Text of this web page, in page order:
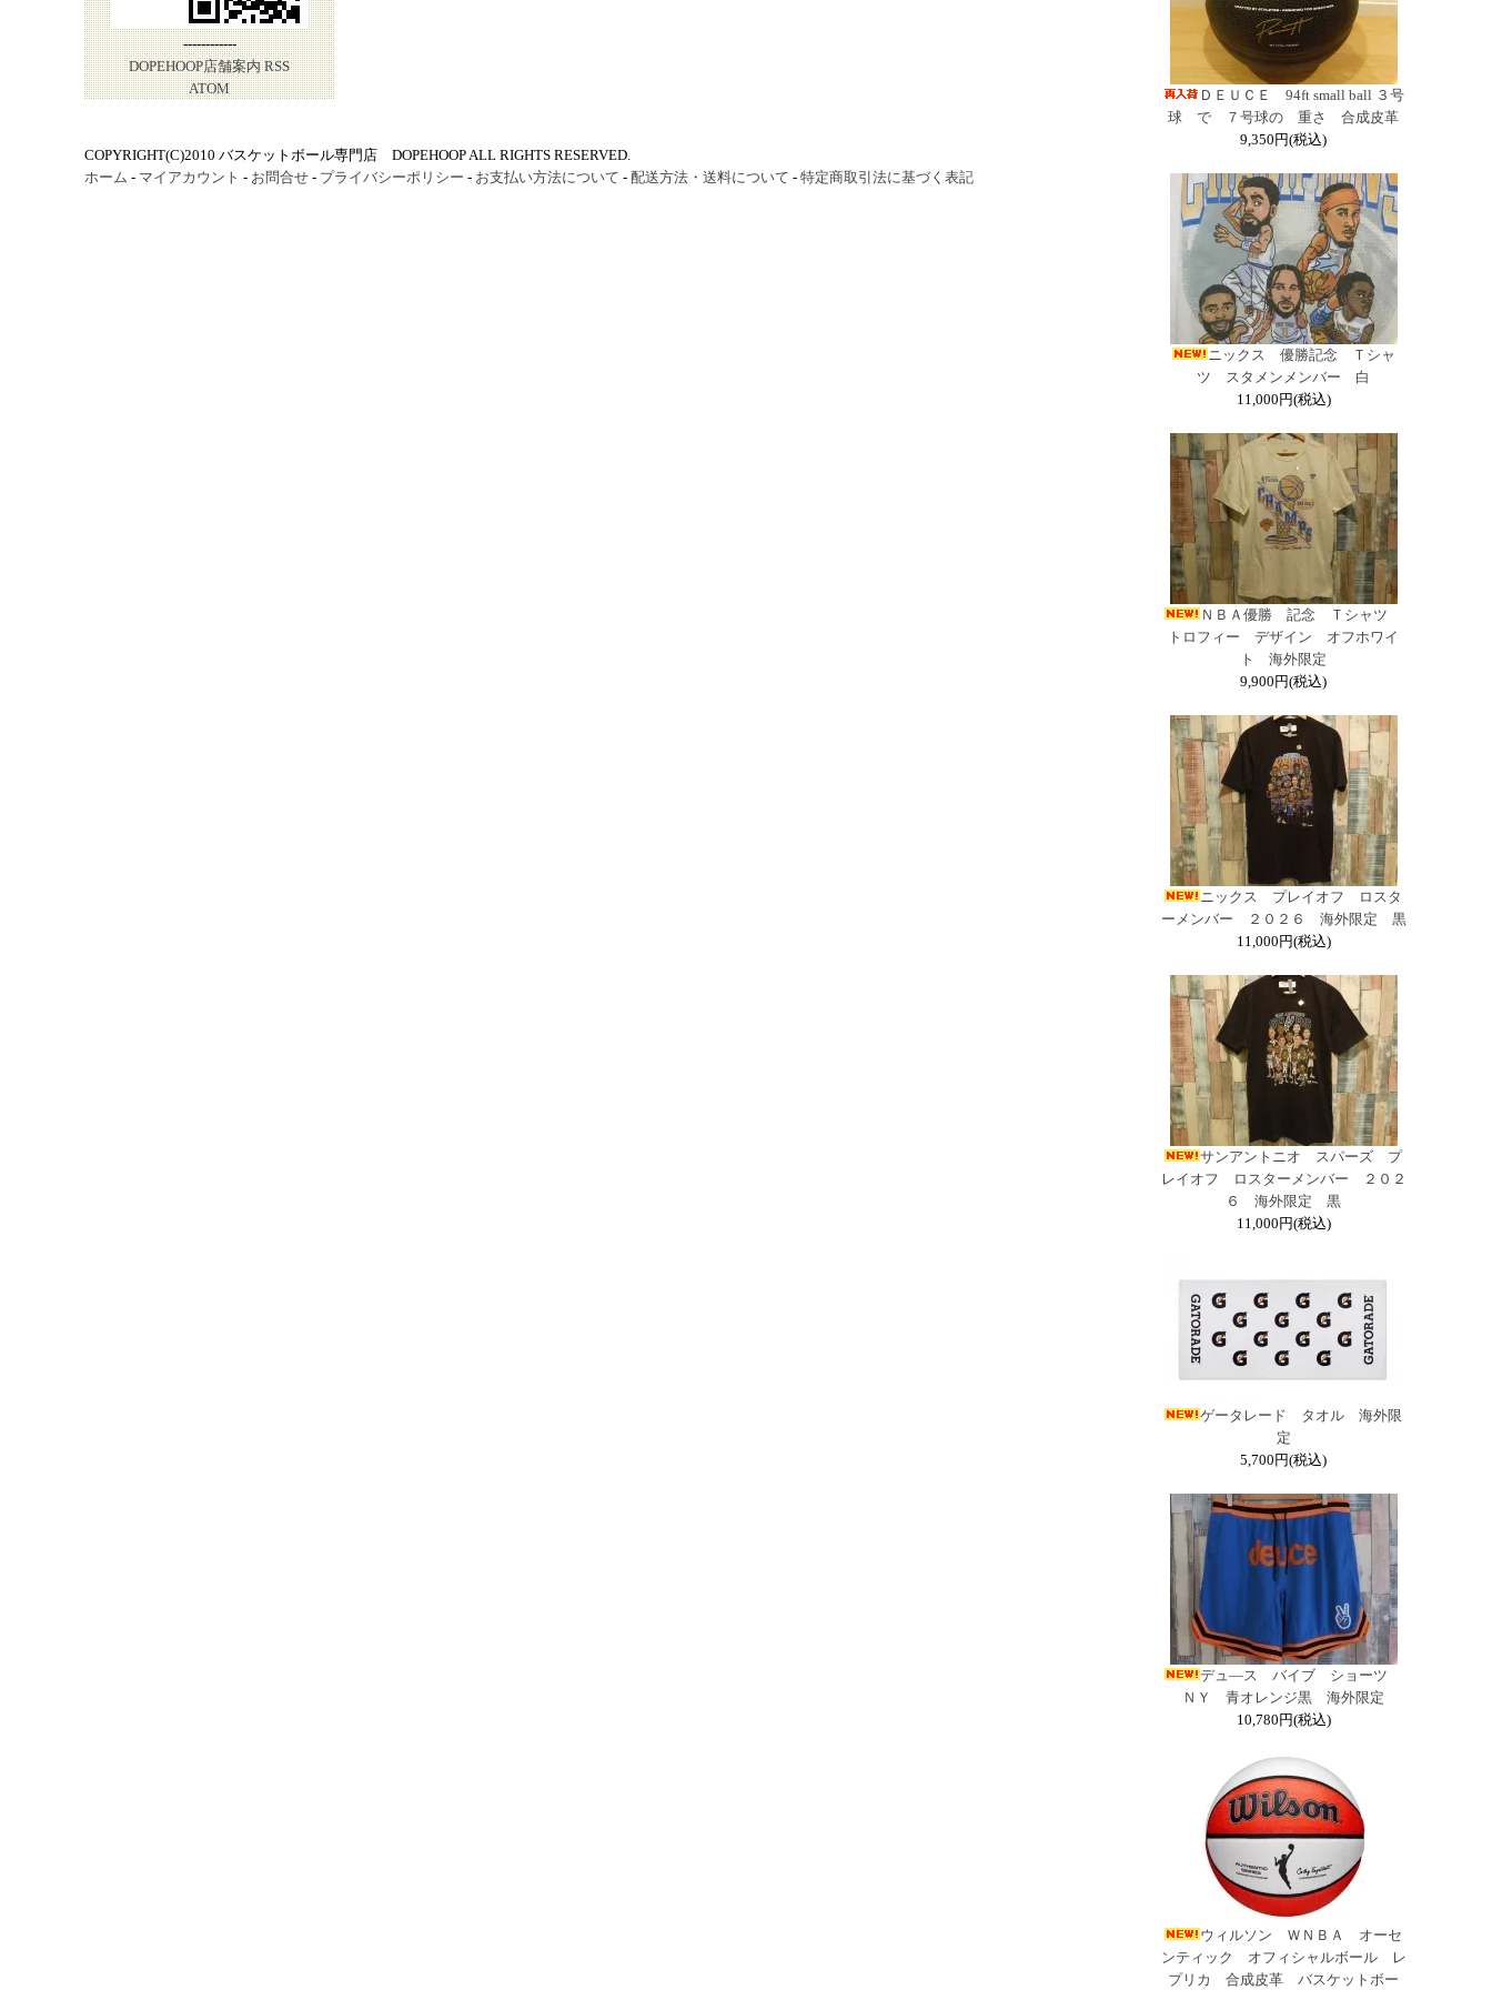
------------
DOPEHOOP店舗案内 RSS
ATOM
ＤＥＵＣＥ 94ft small ball ３号
球 で ７号球の 重さ 合成皮革
9,350円(税込)
ニックス 優勝記念 Ｔシャ
ツ スタメンメンバー 白
11,000円(税込)
ＮＢＡ優勝 記念 Ｔシャツ
トロフィー デザイン オフホワイ
ト 海外限定
9,900円(税込)
ニックス プレイオフ ロスタ
ーメンバー ２０２６ 海外限定 黒
11,000円(税込)
サンアントニオ スパーズ プ
レイオフ ロスターメンバー ２０２
６ 海外限定 黒
11,000円(税込)
ゲータレード タオル 海外限
定
5,700円(税込)
デュ―ス バイブ ショーツ
ＮＹ 青オレンジ黒 海外限定
10,780円(税込)
ウィルソン ＷＮＢＡ オーセ
ンティック オフィシャルボール レ
プリカ 合成皮革 バスケットボー
COPYRIGHT(C)2010 バスケットボール専門店 DOPEHOOP ALL RIGHTS RESERVED.
ホーム - マイアカウント - お問合せ - プライバシーポリシー - お支払い方法について - 配送方法・送料について - 特定商取引法に基づく表記